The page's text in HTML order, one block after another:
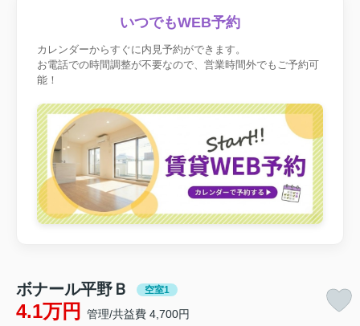
いつでもWEB予約
カレンダーからすぐに内見予約ができます。
お電話での時間調整が不要なので、営業時間外でもご予約可
能！
ボナール平野Ｂ 空室1
4.1万円 管理/共益費 4,700円